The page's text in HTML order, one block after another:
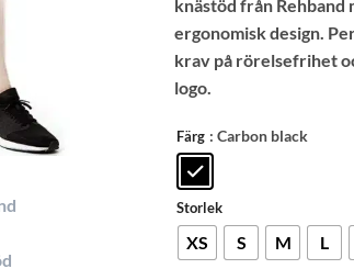
på
kundrecension
knästöd från Rehband
ergonomisk design.
krav på rörelsefrihet
logo.
Färg : Carbon black
Storlek
XS S M L